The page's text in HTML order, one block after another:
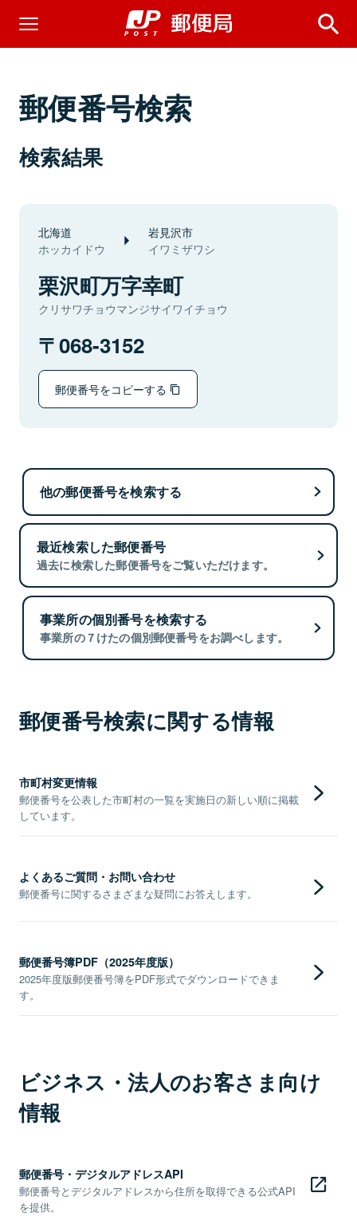
郵便番号検索
検索結果
北海道
ホッカイドウ
岩見沢市
イワミザワシ
栗沢町万字幸町
クリサワチョウマンジサイワイチョウ
068-3152
郵便番号をコピーする
他の郵便番号を検索する
最近検索した郵便番号
過去に検索した郵便番号をご覧いただけます。
事業所の個別番号を検索する
事業所の７けたの個別郵便番号をお調べします。
郵便番号検索に関する情報
市町村変更情報
郵便番号を公表した市町村の一覧を実施日の新しい順に掲載
しています。
よくあるご質問・お問い合わせ
郵便番号に関するさまざまな疑問にお答えします。
郵便番号簿PDF（2025年度版）
2025年度版郵便番号簿をPDF形式でダウンロードできま
す。
ビジネス・法人のお客さま向け
情報
郵便番号・デジタルアドレスAPI
郵便番号とデジタルアドレスから住所を取得できる公式API
を提供。